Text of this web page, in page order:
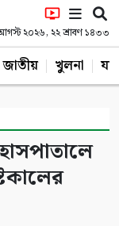
২০২৬, ২২ শ্রাবণ ১৪৩৩
জাতীয় খুলনা